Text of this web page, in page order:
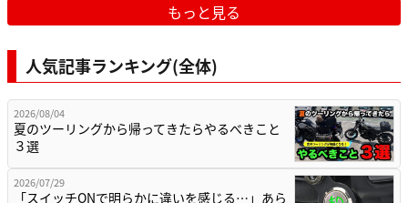
もっと見る
人気記事ランキング(全体)
2026/08/04
夏のツーリングから帰ってきたらやるべきこと
３選
2026/07/29
「スイッチONで明らかに違いを感じる…」あら